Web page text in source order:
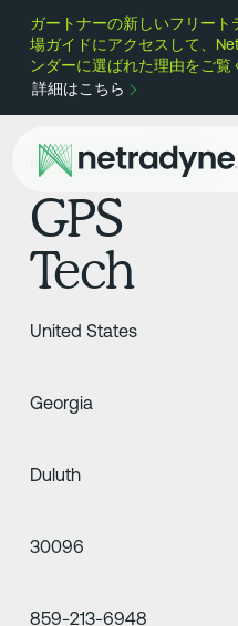
ガートナーの新しいフリート
場ガイドにアクセスして、
ンダーに選ばれた理由をご覧
詳細はこちら
INSTALLATION PARTNER
GPS
Tech
United States
Georgia
Duluth
30096
859-213-6948